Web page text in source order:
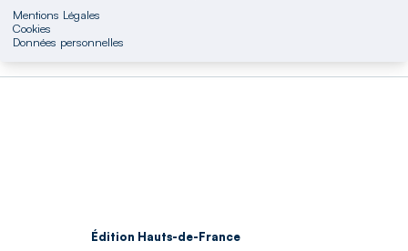
Mentions Légales
Cookies
Données personnelles
Édition Hauts-de-France